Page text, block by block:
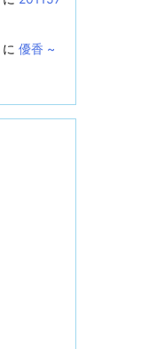
に 優香 ~